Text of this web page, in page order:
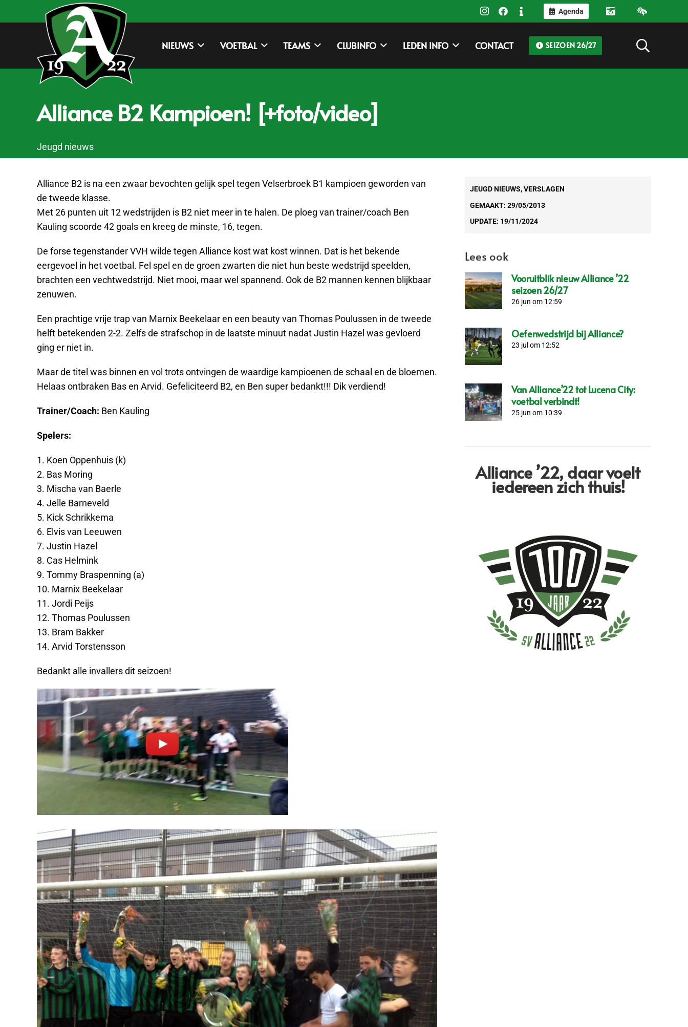
Agenda
NIEUWS VOETBAL TEAMS CLUBINFO LEDEN INFO CONTACT SEIZOEN 26/27
Alliance B2 Kampioen! [+foto/video]
Jeugd nieuws
Alliance B2 is na een zwaar bevochten gelijk spel tegen Velserbroek B1 kampioen geworden van
de tweede klasse.
Met 26 punten uit 12 wedstrijden is B2 niet meer in te halen. De ploeg van trainer/coach Ben
Kauling scoorde 42 goals en kreeg de minste, 16, tegen.
De forse tegenstander VVH wilde tegen Alliance kost wat kost winnen. Dat is het bekende
eergevoel in het voetbal. Fel spel en de groen zwarten die niet hun beste wedstrijd speelden,
brachten een vechtwedstrijd. Niet mooi, maar wel spannend. Ook de B2 mannen kennen blijkbaar
zenuwen.
Een prachtige vrije trap van Marnix Beekelaar en een beauty van Thomas Poulussen in de tweede
helft betekenden 2-2. Zelfs de strafschop in de laatste minuut nadat Justin Hazel was gevloerd
ging er niet in.
Maar de titel was binnen en vol trots ontvingen de waardige kampioenen de schaal en de bloemen.
Helaas ontbraken Bas en Arvid. Gefeliciteerd B2, en Ben super bedankt!!! Dik verdiend!
Trainer/Coach: Ben Kauling
Spelers:
1. Koen Oppenhuis (k)
2. Bas Moring
3. Mischa van Baerle
4. Jelle Barneveld
5. Kick Schrikkema
6. Elvis van Leeuwen
7. Justin Hazel
8. Cas Helmink
9. Tommy Braspenning (a)
10. Marnix Beekelaar
11. Jordi Peijs
12. Thomas Poulussen
13. Bram Bakker
14. Arvid Torstensson
Bedankt alle invallers dit seizoen!
JEUGD NIEUWS,VERSLAGEN
GEMAAKT: 29/05/2013
UPDATE: 19/11/2024
Lees ook
Vooruitblik nieuw Alliance ’22
seizoen 26/27
26 jun om 12:59
Oefenwedstrijd bij Alliance?
23 jul om 12:52
Van Alliance’22 tot Lucena City:
voetbal verbindt!
25 jun om 10:39
Alliance ’22, daar voelt
iedereen zich thuis!